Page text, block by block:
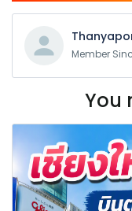
Member
You